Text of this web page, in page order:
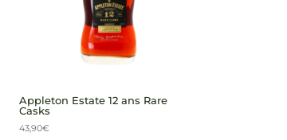
Appleton Estate 12 ans Rare
Casks
43,90€